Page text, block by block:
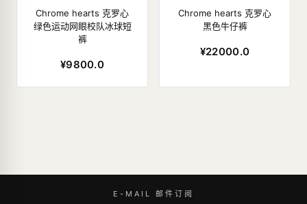
Chrome hearts 克罗心
绿色运动网眼校队冰球短
裤
¥9800.0
Chrome hearts 克罗心
黑色牛仔裤
¥22000.0
E-MAIL 邮件订阅